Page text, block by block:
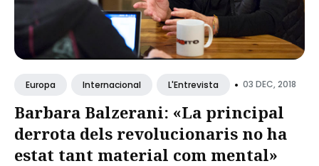
Europa Internacional L'Entrevista • 03 DEC, 2018
Barbara Balzerani: «La principal
derrota dels revolucionaris no ha
estat tant material com mental»